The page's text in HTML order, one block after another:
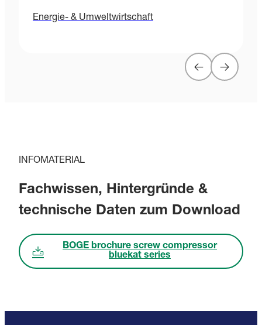
Energie- & Umweltwirtschaft
INFOMATERIAL
Fachwissen, Hintergründe &
technische Daten zum Download
BOGE brochure screw compressor
bluekat series